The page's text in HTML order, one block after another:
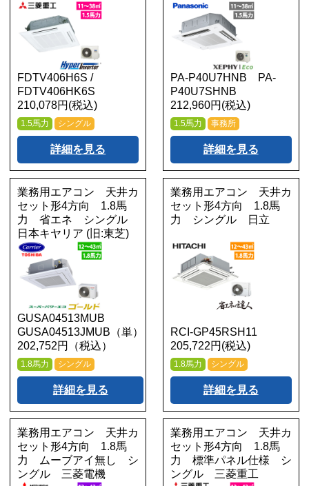
FDTV406H6S /
FDTV406HK6S
210,078円(税込)
1.5馬力 シングル
詳細を見る
PA-P40U7HNB PA-
P40U7SHNB
212,960円(税込)
1.5馬力 事務所
詳細を見る
業務用エアコン 天井カ
セット形4方向 1.8馬
力 省エネ シングル
日本キヤリア (旧:東芝)
GUSA04513MUB
GUSA04513JMUB（単）
202,752円（税込）
1.8馬力 シングル
詳細を見る
業務用エアコン 天井カ
セット形4方向 1.8馬
力 シングル 日立
RCI-GP45RSH11
205,722円(税込)
1.8馬力 シングル
詳細を見る
業務用エアコン 天井カ
セット形4方向 1.8馬
力 ムーブアイ無し シ
ングル 三菱電機
業務用エアコン 天井カ
セット形4方向 1.8馬
力 標準パネル仕様 シ
ングル 三菱重工